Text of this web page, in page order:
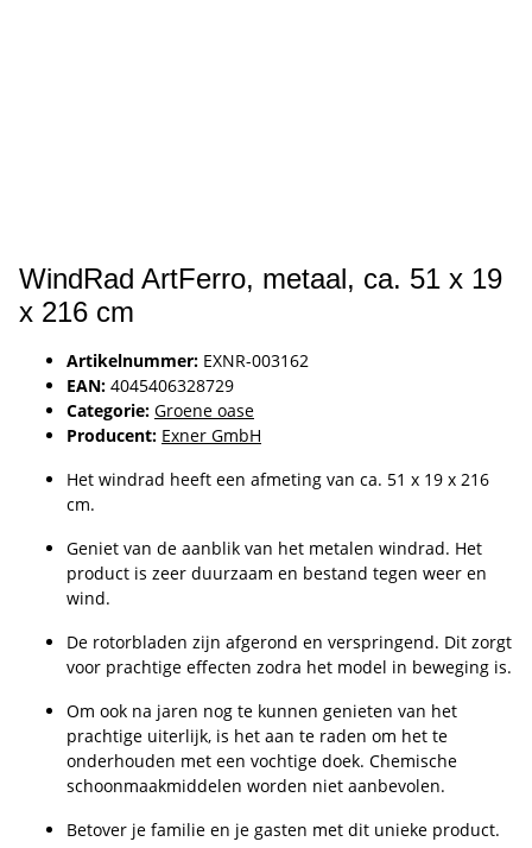
WindRad ArtFerro, metaal, ca. 51 x 19
x 216 cm
Artikelnummer: EXNR-003162
EAN: 4045406328729
Categorie: Groene oase
Producent: Exner GmbH
Het windrad heeft een afmeting van ca. 51 x 19 x 216
cm.
Geniet van de aanblik van het metalen windrad. Het
product is zeer duurzaam en bestand tegen weer en
wind.
De rotorbladen zijn afgerond en verspringend. Dit zorgt
voor prachtige effecten zodra het model in beweging is.
Om ook na jaren nog te kunnen genieten van het
prachtige uiterlijk, is het aan te raden om het te
onderhouden met een vochtige doek. Chemische
schoonmaakmiddelen worden niet aanbevolen.
Betover je familie en je gasten met dit unieke product.